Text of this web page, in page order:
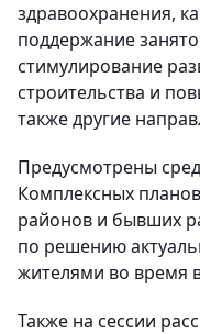
здравоохранения,
поддержание
стимулирование
строительства и
также другие
Предусмотрены
Комплексных
районов и бывших
по решению
жителями во время
Также на сессии